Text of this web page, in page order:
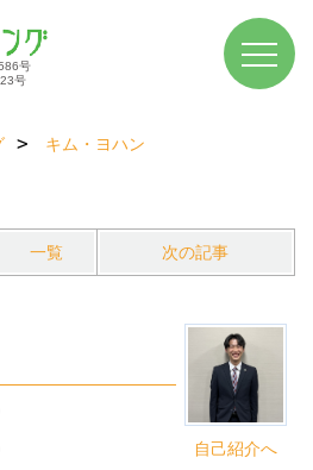
号
号
キム・ヨハン
一覧 次の記事
自己紹介へ